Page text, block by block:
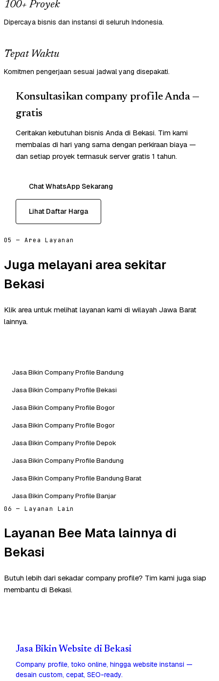
100+ Proyek
Dipercaya bisnis dan instansi di seluruh Indonesia.
Tepat Waktu
Komitmen pengerjaan sesuai jadwal yang disepakati.
Konsultasikan company profile Anda —
gratis
Ceritakan kebutuhan bisnis Anda di Bekasi. Tim kami
membalas di hari yang sama dengan perkiraan biaya —
dan setiap proyek termasuk server gratis 1 tahun.
Chat WhatsApp Sekarang
Lihat Daftar Harga
05 — Area Layanan
Juga melayani area sekitar
Bekasi
Klik area untuk melihat layanan kami di wilayah Jawa Barat
lainnya.
Jasa Bikin Company Profile Bandung
Jasa Bikin Company Profile Bekasi
Jasa Bikin Company Profile Bogor
Jasa Bikin Company Profile Bogor
Jasa Bikin Company Profile Depok
Jasa Bikin Company Profile Bandung
Jasa Bikin Company Profile Bandung Barat
Jasa Bikin Company Profile Banjar
06 — Layanan Lain
Layanan Bee Mata lainnya di
Bekasi
Butuh lebih dari sekadar company profile? Tim kami juga siap
membantu di Bekasi.
Jasa Bikin Website di Bekasi
Company profile, toko online, hingga website instansi —
desain custom, cepat, SEO-ready.